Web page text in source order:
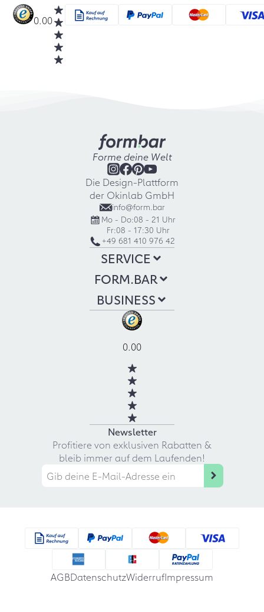
0.00
Forme deine Welt
Die Design-Plattform
der Okinlab GmbH
info@form.bar
Mo - Do:08 - 21 Uhr
Fr:08 - 17:30 Uhr
+49 681 410 976 42
SERVICE
FORM.BAR
BUSINESS
0.00
Newsletter
Profitiere von exklusiven Rabatten &
bleib immer auf dem Laufenden!
AGBDatenschutzWiderrufImpressum